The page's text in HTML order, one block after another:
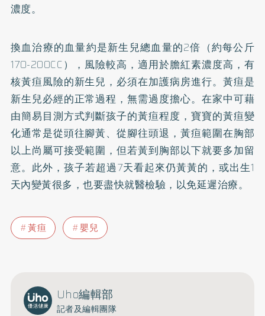
濃度。
換血治療的血量約是新生兒總血量的2倍（約每公斤
170-200CC），風險較高，適用於膽紅素濃度高，有
核黃疸風險的新生兒，必須在加護病房進行。黃疸是
新生兒必經的正常過程，無需過度擔心。在家中可藉
由簡易目測方式判斷孩子的黃疸程度，寶寶的黃疸變
化通常是從頭往腳黃、從腳往頭退，黃疸範圍在胸部
以上尚屬可接受範圍，但若黃到胸部以下就要多加留
意。此外，孩子若超過7天看起來仍黃黃的，或出生1
天內變黃很多，也要盡快就醫檢驗，以免延遲治療。
黃疸 嬰兒
Uho編輯部
記者及編輯團隊